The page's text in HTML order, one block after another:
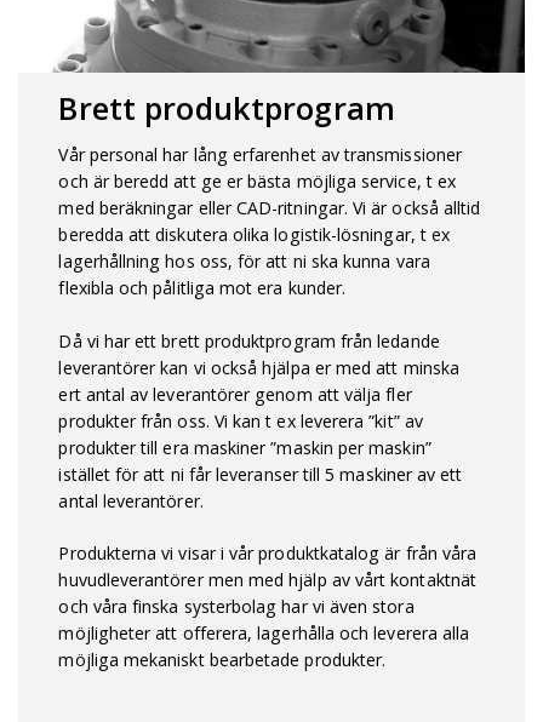
Brett produktprogram
Vår personal har lång erfarenhet av transmissioner
och är beredd att ge er bästa möjliga service, t ex
med beräkningar eller CAD-ritningar. Vi är också alltid
beredda att diskutera olika logistik-lösningar, t ex
lagerhållning hos oss, för att ni ska kunna vara
flexibla och pålitliga mot era kunder.
Då vi har ett brett produktprogram från ledande
leverantörer kan vi också hjälpa er med att minska
ert antal av leverantörer genom att välja fler
produkter från oss. Vi kan t ex leverera ”kit” av
produkter till era maskiner ”maskin per maskin”
istället för att ni får leveranser till 5 maskiner av ett
antal leverantörer.
Produkterna vi visar i vår produktkatalog är från våra
huvudleverantörer men med hjälp av vårt kontaktnät
och våra finska systerbolag har vi även stora
möjligheter att offerera, lagerhålla och leverera alla
möjliga mekaniskt bearbetade produkter.